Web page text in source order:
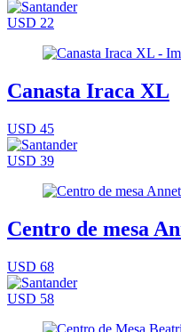
USD 22
Canasta Iraca XL
USD 45
USD 39
Centro de mesa
USD 68
USD 58